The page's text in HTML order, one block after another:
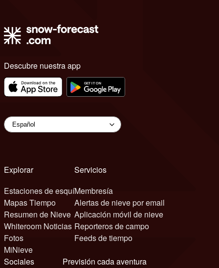
Descubre nuestra app
Explorar
Estaciones de esquí
Mapas Tiempo
Resumen de Nieve
Whiteroom Noticias
Fotos
MiNieve
Servicios
Membresía
Alertas de nieve por email
Aplicación móvil de nieve
Reporteros de campo
Feeds de tiempo
Sociales
Previsión cada aventura